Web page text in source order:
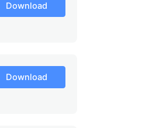
Download
Download